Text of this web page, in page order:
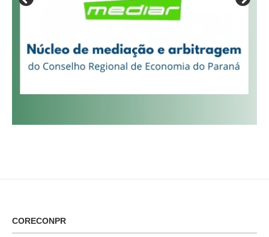
CORECONPR